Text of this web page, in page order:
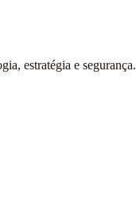
estratégia e segurança.